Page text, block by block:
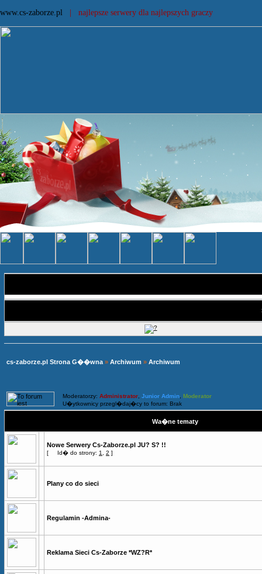
www.cs-zaborze.pl | najlepsze serwery dla najlepszych graczy
cs-zaborze.pl Strona G��wna » Archiwum » Archiwum
Moderatorzy: Administrator Junior Admin Moderator
U�ytkownicy przegl�daj�cy to forum: Brak
Wa�ne tematy
Nowe Serwery Cs-Zaborze.pl JU? S? !!
[ Id� do strony: 1 2 ]
Plany co do sieci
Regulamin -Admina-
Reklama Sieci Cs-Zaborze *WZ?R*